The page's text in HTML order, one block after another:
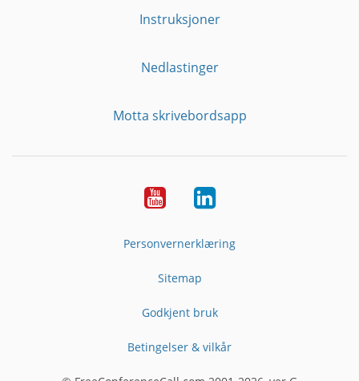
Instruksjoner
Nedlastinger
Motta skrivebordsapp
YouTubeLinkedin
Personvernerklæring
Sitemap
Godkjent bruk
Betingelser & vilkår